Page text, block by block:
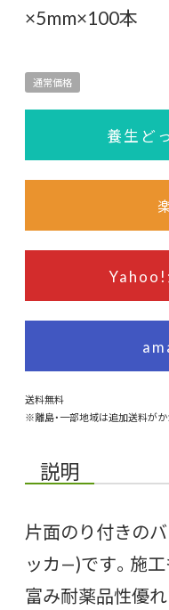
×5mm×100本
通常価格
養生ど
Yahoo!
送料無料
※離島・一部地域は追加送料がか
説明
片面のり付きの
ッカ—)です。施
富み耐薬品性優